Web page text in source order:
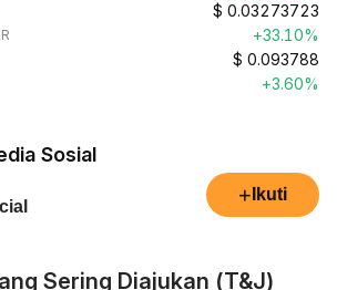
$ 0.03273723
+33.10%
$ 0.093788
+3.60%
Sosial
+ Ikuti
Sering Diajukan (T&J)